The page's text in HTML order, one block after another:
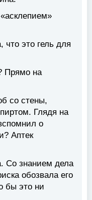
что это гель для
Прямо на
со стены,
Глядя на
о
Аптек
Со знанием дела
обозвала его
бы это ни